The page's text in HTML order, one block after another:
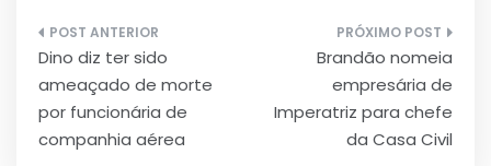
Navegação
de
Post
Dino diz ter sido
ameaçado de morte
por funcionária de
companhia aérea
Brandão nomeia
empresária de
Imperatriz para chefe
da Casa Civil